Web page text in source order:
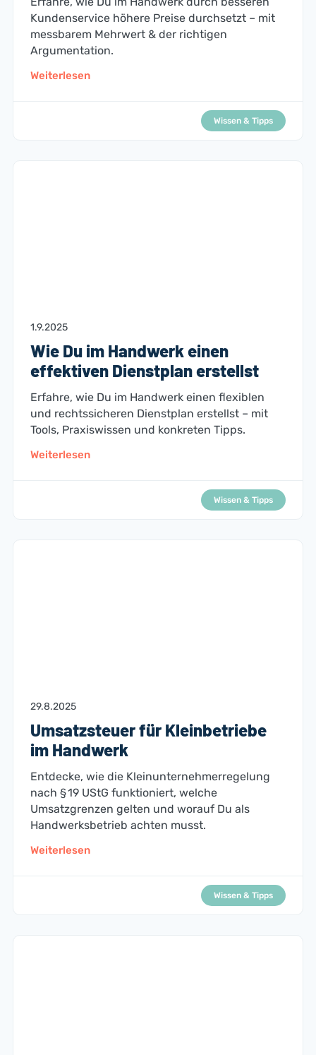
Kundenservice höhere Preise durchsetzt – mit
messbarem Mehrwert & der richtigen
Argumentation.
Weiterlesen
Wissen & Tipps
1.9.2025
Wie Du im Handwerk einen
effektiven Dienstplan erstellst
Erfahre, wie Du im Handwerk einen flexiblen
und rechtssicheren Dienstplan erstellst – mit
Tools, Praxiswissen und konkreten Tipps.
Weiterlesen
Wissen & Tipps
29.8.2025
Umsatzsteuer für Kleinbetriebe
im Handwerk
Entdecke, wie die Kleinunternehmerregelung
nach § 19 UStG funktioniert, welche
Umsatzgrenzen gelten und worauf Du als
Handwerksbetrieb achten musst.
Weiterlesen
Wissen & Tipps